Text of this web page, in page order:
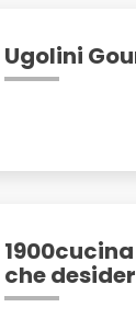
Ugolini
che